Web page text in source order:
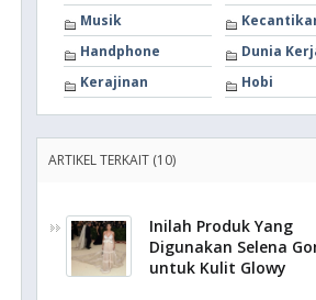
Musik
Handphone
Dunia
Kerajinan
Hobi
ARTIKEL TERKAIT (10)
Inilah Produk Yang
Digunakan Selena
untuk Kulit Glowy